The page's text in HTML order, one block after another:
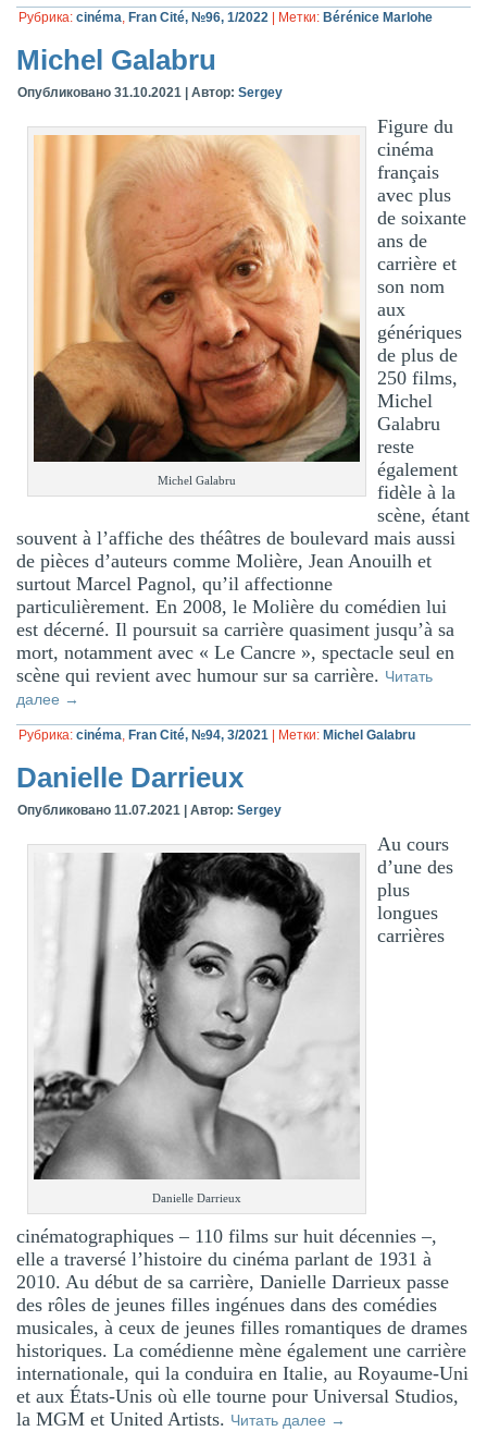
Рубрика: cinéma, Fran Cité, №96, 1/2022 Метки: Bérénice Marlohe
Michel Galabru
Опубликовано 31.10.2021 |Автор: Sergey
Michel Galabru
Figure du
cinéma
français
avec plus
de soixante
ans de
carrière et
son nom
aux
génériques
de plus de
250 films,
Michel
Galabru
reste
également
fidèle à la
scène, étant
souvent à l’affiche des théâtres de boulevard mais aussi
de pièces d’auteurs comme Molière, Jean Anouilh et
surtout Marcel Pagnol, qu’il affectionne
particulièrement. En 2008, le Molière du comédien lui
est décerné. Il poursuit sa carrière quasiment jusqu’à sa
mort, notamment avec « Le Cancre », spectacle seul en
scène qui revient avec humour sur sa carrière. Читать
далее →
Рубрика: cinéma, Fran Cité, №94, 3/2021 Метки: Michel Galabru
Danielle Darrieux
Опубликовано 11.07.2021 |Автор: Sergey
Danielle Darrieux
Au cours
d’une des
plus
longues
carrières
cinématographiques – 110 films sur huit décennies –,
elle a traversé l’histoire du cinéma parlant de 1931 à
2010. Au début de sa carrière, Danielle Darrieux passe
des rôles de jeunes filles ingénues dans des comédies
musicales, à ceux de jeunes filles romantiques de drames
historiques. La comédienne mène également une carrière
internationale, qui la conduira en Italie, au Royaume-Uni
et aux États-Unis où elle tourne pour Universal Studios,
la MGM et United Artists. Читать далее →